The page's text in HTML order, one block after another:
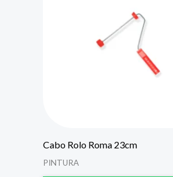
Cabo Rolo Roma 23cm
PINTURA